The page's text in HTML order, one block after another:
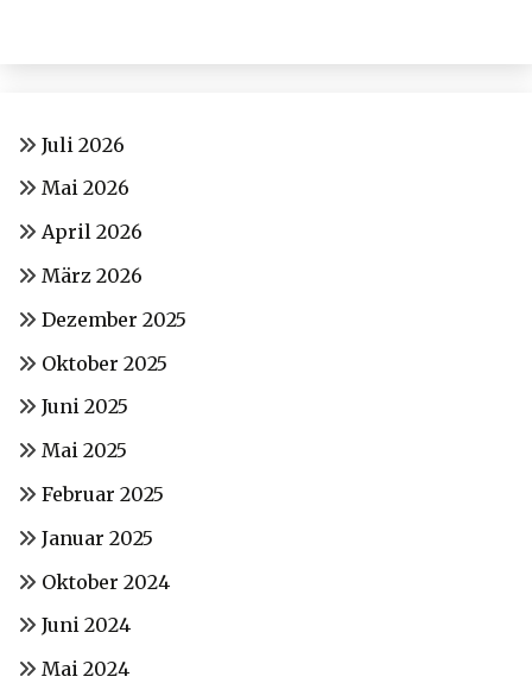
Juli 2026
Mai 2026
April 2026
März 2026
Dezember 2025
Oktober 2025
Juni 2025
Mai 2025
Februar 2025
Januar 2025
Oktober 2024
Juni 2024
Mai 2024